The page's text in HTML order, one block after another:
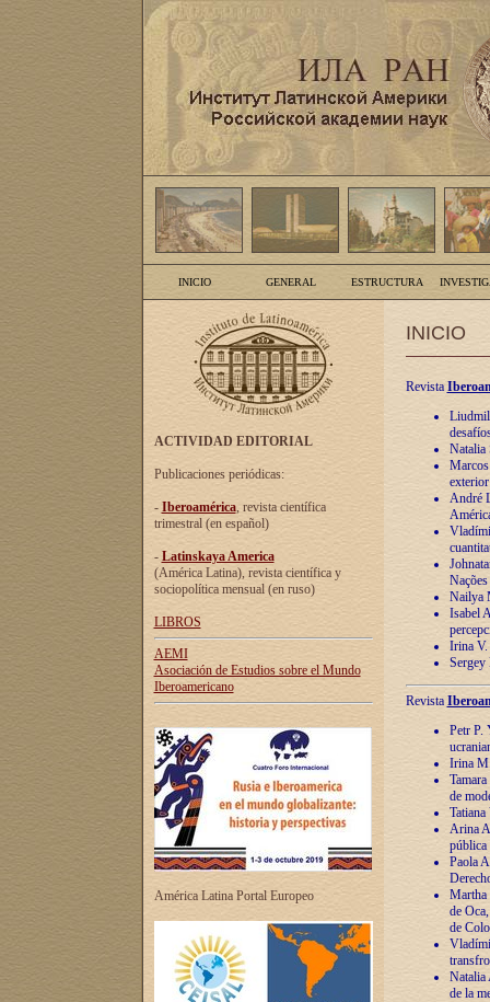
INICIO GENERAL ESTRUCTURA
ACTIVIDAD EDITORIAL
Publicaciones periódicas:
- Iberoamérica, revista científica
trimestral (en español)
- Latinskaya America
(América Latina), revista científica y
sociopolítica mensual (en ruso)
LIBROS
AEMI
Asociación de Estudios sobre el Mundo
Iberoamericano
América Latina Portal Europeo
INICIO
Revista
Natalia
André
Nailya
Isabel
Irina V.
Sergey
Revista
Petr P.
Irina
de
Arina
pública
Paola
Martha
de
de
Natalia
de la